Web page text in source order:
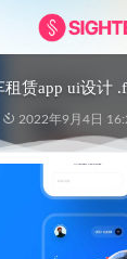
租赁app ui设计
2022年9月4日